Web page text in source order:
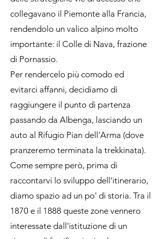
collegavano il Piemonte alla Francia,
rendendolo un valico alpino molto
importante: il Colle di Nava, frazione
di Pornassio.
Per rendercelo più comodo ed
evitarci affanni, decidiamo di
raggiungere il punto di partenza
passando da Albenga, lasciando un
auto al Rifugio Pian dell'Arma (dove
pranzeremo terminata la trekkinata).
Come sempre però, prima di
raccontarvi lo sviluppo dell'itinerario,
diamo spazio ad un po' di storia. Tra il
1870 e il 1888 queste zone vennero
interessate dall'istituzione di un